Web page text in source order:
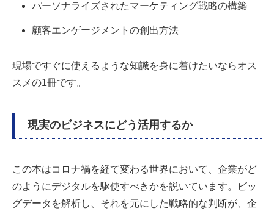
パーソナライズされたマーケティング戦略の構築
顧客エンゲージメントの創出方法
現場ですぐに使えるような知識を身に着けたいならオス
スメの1冊です。
現実のビジネスにどう活用するか
この本はコロナ禍を経て変わる世界において、企業がど
のようにデジタルを駆使すべきかを説いています。ビッ
グデータを解析し、それを元にした戦略的な判断が、企